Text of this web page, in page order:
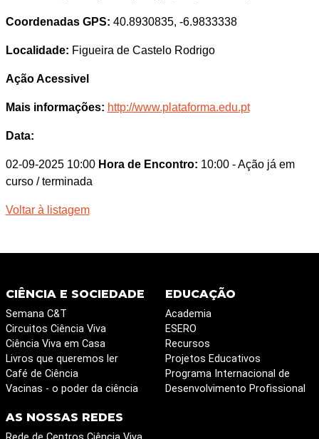
Coordenadas GPS: 40.8930835, -6.9833338
Localidade: Figueira de Castelo Rodrigo
Ação Acessivel
Mais informações: http://www.plataforma.edu.pt
Data:
02-09-2025 10:00 Hora de Encontro: 10:00 - Ação já em
curso / terminada
Voltar à listagem
CIÊNCIA E SOCIEDADE
Semana C&T
Circuitos Ciência Viva
Ciência Viva em Casa
Livros que queremos ler
Café de Ciência
Vacinas - o poder da ciência
EDUCAÇÃO
Academia
ESERO
Recursos
Projetos Educativos
Programa Internacional de
Desenvolvimento Profissional
AS NOSSAS REDES